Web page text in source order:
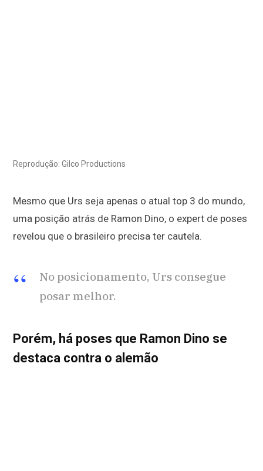
Reprodução: Gilco Productions
Mesmo que Urs seja apenas o atual top 3 do mundo,
uma posição atrás de Ramon Dino, o expert de poses
revelou que o brasileiro precisa ter cautela.
No posicionamento, Urs consegue
posar melhor.
Porém, há poses que Ramon Dino se
destaca contra o alemão